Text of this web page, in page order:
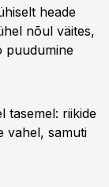
heade
nõul väites,
puudumine
tasemel: riikide
vahel, samuti